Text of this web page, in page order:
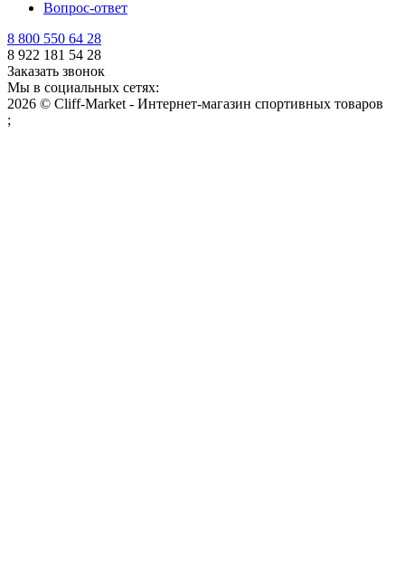
Вопрос-ответ
8 800 550 64 28
8 922 181 54 28
Заказать звонок
Мы в социальных сетях:
2026 © Cliff-Market - Интернет-магазин спортивных товаров
;